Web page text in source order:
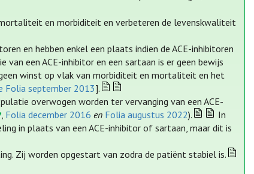
en morbiditeit en verbeteren de levenskwaliteit
en hebben enkel een plaats indien de ACE-inhibitoren
van een ACE-inhibitor en een sartaan is er geen bewijs
winst op vlak van morbiditeit en mortaliteit en het
Folia september 2013].
overwogen worden ter vervanging van een ACE-
, Folia december 2016 en Folia augustus 2022).
In
in plaats van een ACE-inhibitor of sartaan, maar dit is
Zij worden opgestart van zodra de patiënt stabiel is.